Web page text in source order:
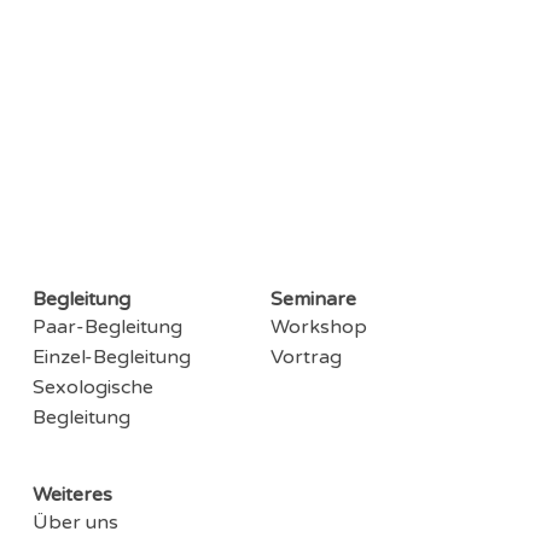
Begleitung
Paar-Begleitung
Einzel-Begleitung
Sexologische
Begleitung
Seminare
Workshop
Vortrag
Weiteres
Über uns